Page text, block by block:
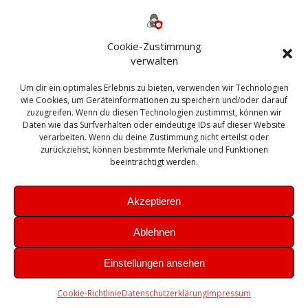
Cookie-Zustimmung
verwalten
Um dir ein optimales Erlebnis zu bieten, verwenden wir Technologien
wie Cookies, um Geräteinformationen zu speichern und/oder darauf
zuzugreifen. Wenn du diesen Technologien zustimmst, können wir
Daten wie das Surfverhalten oder eindeutige IDs auf dieser Website
verarbeiten. Wenn du deine Zustimmung nicht erteilst oder
zurückziehst, können bestimmte Merkmale und Funktionen
beeinträchtigt werden.
Akzeptieren
Ablehnen
Einstellungen ansehen
Cookie-RichtlinieDatenschutzerklärungImpressum
Bautagebuch
Exchange firewall Fritzbox
Microsoft
Sanierung SBS Security Server Sicherheit
Sicherung SIEM Sophos SSL Ubuntu
Update Upgrade UTM VCenter VCSA Veeam
VMWare VPN WAZUH Windows
Zertifikat
Theme